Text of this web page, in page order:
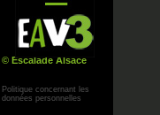
© Escalade Alsace
Politique concernant les
données personnelles